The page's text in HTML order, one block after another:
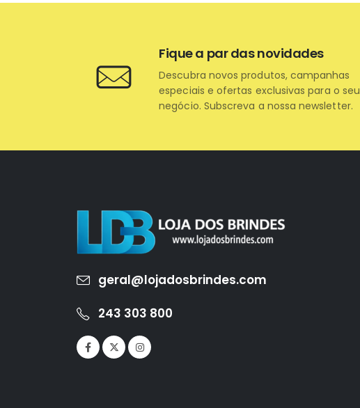
Fique a par das novidades
Descubra novos produtos, campanhas
especiais e ofertas exclusivas para o seu
negócio. Subscreva a nossa newsletter.
geral@lojadosbrindes.com
243 303 800